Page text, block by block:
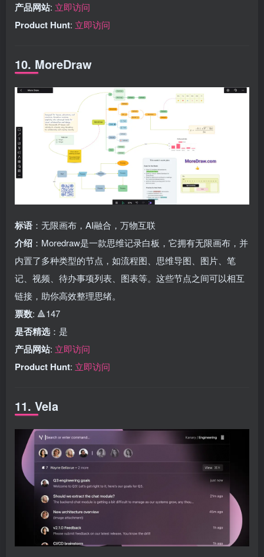
产品网站: 立即访问
Product Hunt: 立即访问
10. MoreDraw
标语 ：无限画布，AI融合，万物互联
介绍 ：Moredraw是一款思维记录白板，它拥有无限画布，并
内置了多种类型的节点，如流程图、思维导图、图片、笔
记、视频、待办事项列表、图表等。这些节点之间可以相互
链接，助你高效整理思绪。
票数: 🔺147
是否精选 ：是
产品网站: 立即访问
Product Hunt: 立即访问
11. Vela